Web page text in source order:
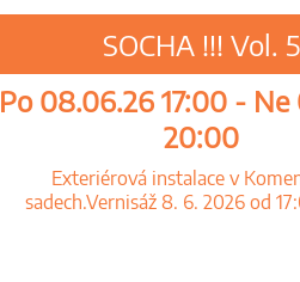
SOCHA !!! Vol. 5
Po 08.06.26 17:00 - Ne
20:00
Exteriérová instalace v
sadech.Vernisáž 8. 6. 2026 od